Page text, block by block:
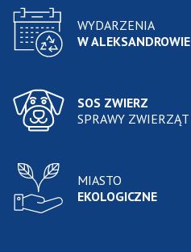
WYDARZENIA
W ALEKSANDROWIE
SOS ZWIERZ
SPRAWY ZWIERZĄT
MIASTO
EKOLOGICZNE